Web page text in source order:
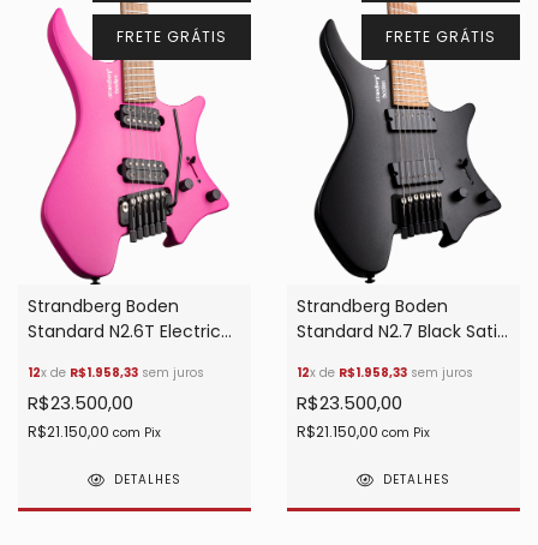
FRETE GRÁTIS
Strandberg Boden
Standard N2.6T Electric
12x de R$1.958,33 sem juros
R$23.500,00
R$21.150,00 com Pix
DETALHES
FRETE GRÁTIS
Strandberg Boden
Standard N2.7 Black Satin
12x de R$1.958,33 sem juros
R$23.500,00
R$21.150,00 com Pix
DETALHES